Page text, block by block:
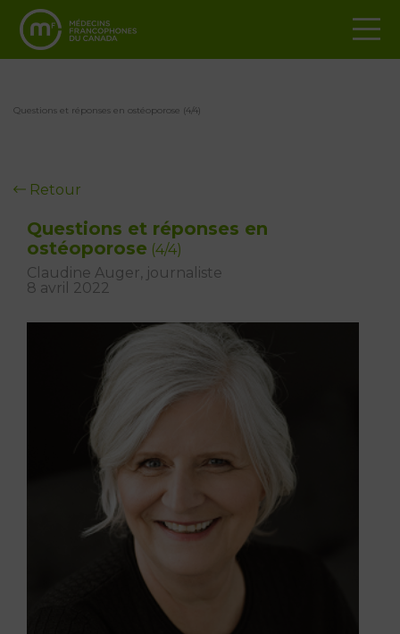
Questions et réponses en ostéoporose (4/4)
Retour
Questions et réponses en
ostéoporose (4/4)
Claudine Auger, journaliste
8 avril 2022